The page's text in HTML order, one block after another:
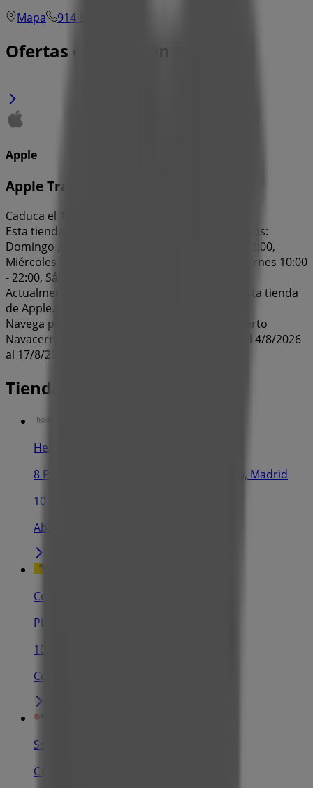
Mapa
914 817 600
Ofertas de Apple en Madrid
Apple
Apple Trade In
Caduca el 17/8
Esta tienda de Apple tiene los siguientes horarios:
Domingo , Lunes 10:00 - 22:00, Martes 10:00 - 22:00,
Miércoles 10:00 - 22:00, Jueves 10:00 - 22:00, Viernes 10:00
- 22:00, Sábado 10:00 - 22:00
Actualmente hay 1 catálogos disponibles en esta tienda
de Apple.
Navega por el último catálogo de Apple en Puerto
Navacerrada 4 Apple Trade In que es válido del 4/8/2026
al 17/8/2026 y no pares de ahorrar.
Tiendas más cercanas
Hedonai
8 Planta Pza de Callao, 2, Madrid (28013), Madrid
10 m
Abierto
Correos
PL. CALLAO 2 - 7ª PLANTA, Madrid
10 m
Cerrado
Soltour
CALLAO, 405, MADRID